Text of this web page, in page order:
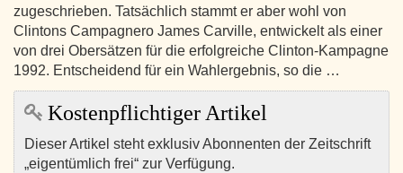
zugeschrieben. Tatsächlich stammt er aber wohl von
Clintons Campagnero James Carville, entwickelt als einer
von drei Obersätzen für die erfolgreiche Clinton-Kampagne
1992. Entscheidend für ein Wahlergebnis, so die …
Kostenpflichtiger Artikel
Dieser Artikel steht exklusiv Abonnenten der Zeitschrift
„eigentümlich frei“ zur Verfügung.